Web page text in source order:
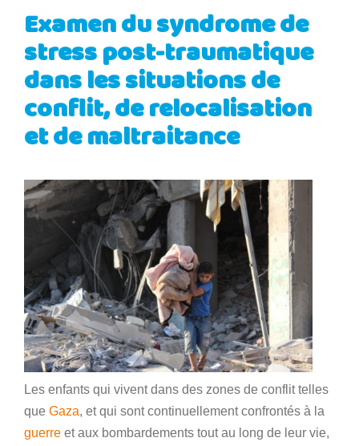
Examen du syndrome de
stress post-traumatique
dans les situations de
conflit, de relocalisation
et de maltraitance
Les enfants qui vivent dans des zones de conflit telles
que Gaza, et qui sont continuellement confrontés à la
guerre et aux bombardements tout au long de leur vie,